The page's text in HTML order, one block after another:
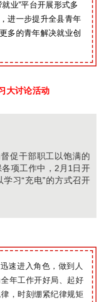
业”平台开展形式多
进一步提升全县青年
多的青年解决就业创
大讨论活动
促干部职工以饱满的
项工作中，2月1日开
习“充电”的方式召开
速进入角色，做到人
年工作开好局、起好
，时刻绷紧纪律规矩